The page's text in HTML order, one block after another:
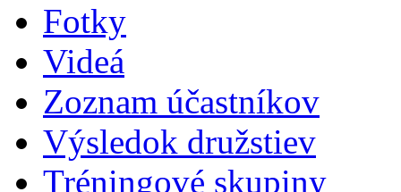
Fotky
Videá
Zoznam účastníkov
Výsledok družstiev
Tréningové skupiny